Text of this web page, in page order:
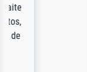
ik
Door de
scrollen
stoppen
Als er